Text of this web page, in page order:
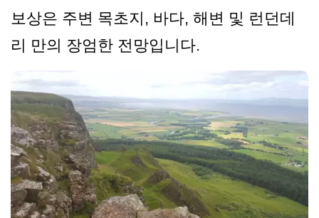
보상은 주변 목초지, 바다, 해변 및 런던데
리 만의 장엄한 전망입니다.